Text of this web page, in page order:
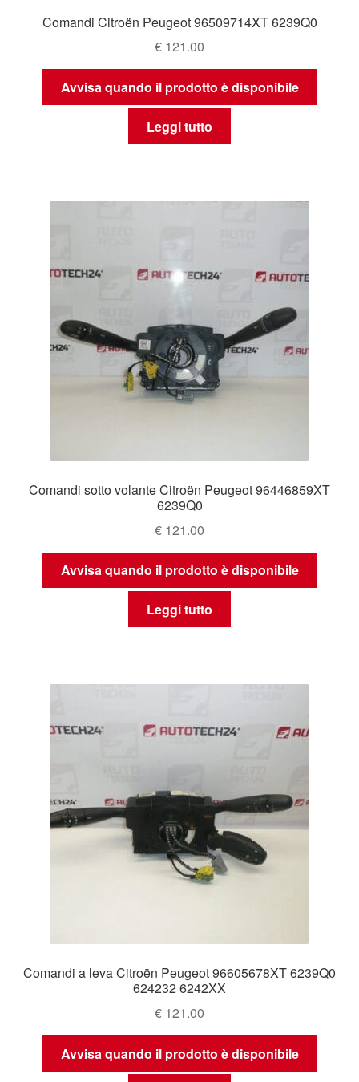
Comandi Citroën Peugeot 96509714XT 6239Q0
€ 121.00
Avvisa quando il prodotto è disponibile
Leggi tutto
Comandi sotto volante Citroën Peugeot 96446859XT
6239Q0
€ 121.00
Avvisa quando il prodotto è disponibile
Leggi tutto
Comandi a leva Citroën Peugeot 96605678XT 6239Q0
624232 6242XX
€ 121.00
Avvisa quando il prodotto è disponibile